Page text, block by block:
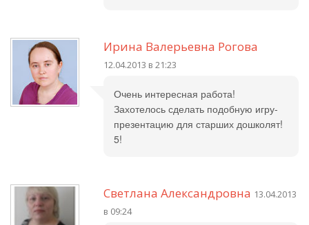
Ирина Валерьевна Рогова
12.04.2013 в 21:23
Очень интересная работа!
Захотелось сделать подобную игру-
презентацию для старших дошколят!
5!
Светлана Александровна 13.04.2013
в 09:24